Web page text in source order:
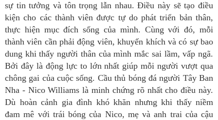
sự tin tưởng và tôn trọng lẫn nhau. Điều này sẽ tạo điều
kiện cho các thành viên được tự do phát triển bản thân,
thực hiện mục đích sống của mình. Cùng với đó, mỗi
thành viên cần phải động viên, khuyến khích và có sự bao
dung khi thấy người thân của mình mắc sai lầm, vấp ngã.
Bởi đây là động lực to lớn nhất giúp mỗi người vượt qua
chông gai của cuộc sống. Cầu thủ bóng đá người Tây Ban
Nha - Nico Williams là minh chứng rõ nhất cho điều này.
Dù hoàn cảnh gia đình khó khăn nhưng khi thấy niềm
đam mê với trái bóng của Nico, mẹ và anh trai của cậu